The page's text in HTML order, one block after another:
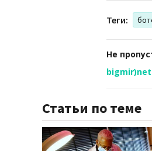
Теги:
Не
Статьи по теме